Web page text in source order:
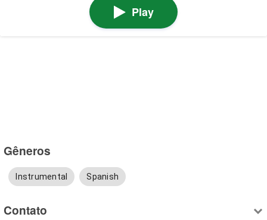
Play
Gêneros
Instrumental Spanish
Contato